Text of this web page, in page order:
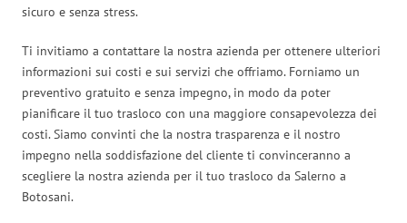
sicuro e senza stress.
Ti invitiamo a contattare la nostra azienda per ottenere ulteriori
informazioni sui costi e sui servizi che offriamo. Forniamo un
preventivo gratuito e senza impegno, in modo da poter
pianificare il tuo trasloco con una maggiore consapevolezza dei
costi. Siamo convinti che la nostra trasparenza e il nostro
impegno nella soddisfazione del cliente ti convinceranno a
scegliere la nostra azienda per il tuo trasloco da Salerno a
Botosani.